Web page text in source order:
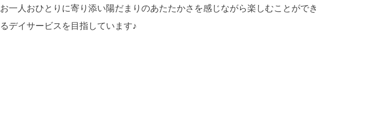
お一人おひとりに寄り添い陽だまりのあたたかさを感じながら楽しむことができ
るデイサービスを目指しています♪